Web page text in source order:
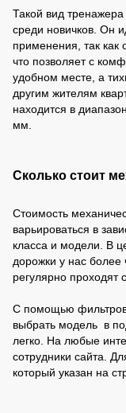
Такой вид
среди новичков. Он
применения, так как
что позволяет с
удобном месте, а
другим жителям
находится в
мм.
Сколько стоит
Стоимость
варьироваться в
класса и модели. В
дорожки у нас
регулярно проходят
С помощью
выбрать модель в
легко. На любые
сотрудники сайта.
который указан на